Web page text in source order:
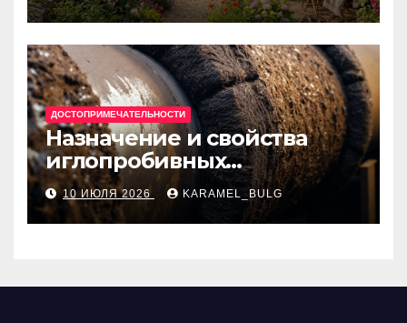
ДОСТОПРИМЕЧАТЕЛЬНОСТИ
Назначение и свойства
иглопробивных
базальтовых огнеупорных
матов
10 ИЮЛЯ 2026 KARAMEL_BULG